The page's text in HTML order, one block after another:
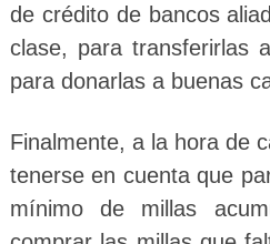
de crédito de bancos
clase, para transferirlas
para donarlas a buenas
Finalmente, a la hora de
tenerse en cuenta que
mínimo de millas